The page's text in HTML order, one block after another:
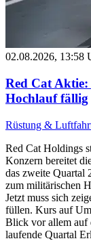
02.08.2026, 13:58
Red Cat
Hochlauf fällig
Rüstung &
Red Cat Holdings
Konzern bereitet
das zweite Quartal
zum militärischen
Jetzt muss sich
füllen. Kurs auf
Blick vor allem auf
laufende Quartal